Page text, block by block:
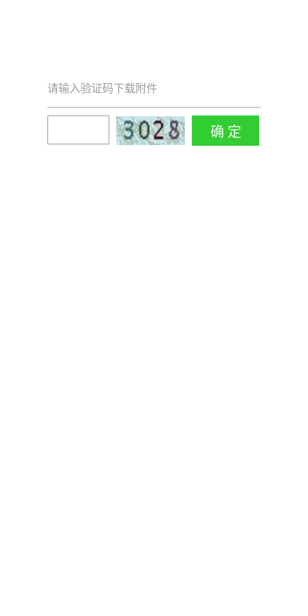
请输入验证码下载附件